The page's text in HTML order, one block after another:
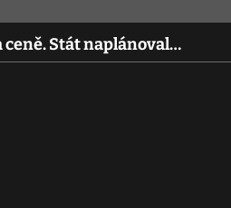
Stát naplánoval…